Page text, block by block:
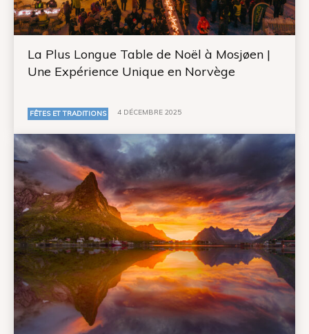
La Plus Longue Table de Noël à Mosjøen |
Une Expérience Unique en Norvège
FÊTES ET TRADITIONS 4 DÉCEMBRE 2025